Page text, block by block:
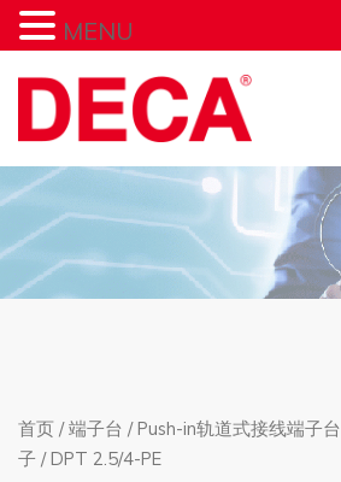
首页 /端子台 /Push-in轨道式接线端子台
子 / DPT 2.5/4-PE
MENU